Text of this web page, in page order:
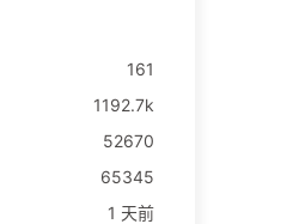
161
1192.7k
52670
65345
1 天前